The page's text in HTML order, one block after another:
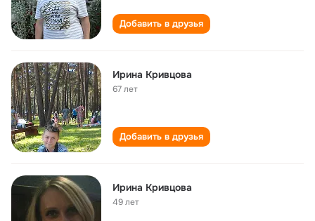
Добавить в друзья
Ирина Кривцова
67 лет
Добавить в друзья
Ирина Кривцова
49 лет